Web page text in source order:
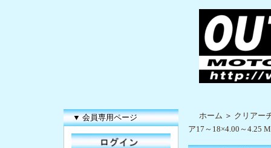
▼ 会員専用ページ ホーム ＞ クリアー
ア17～18×4.00～4.25